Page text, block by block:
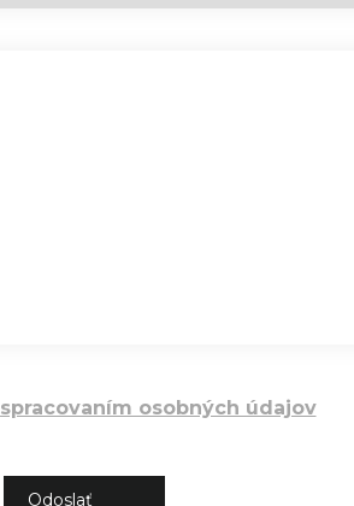
spracovaním osobných údajov